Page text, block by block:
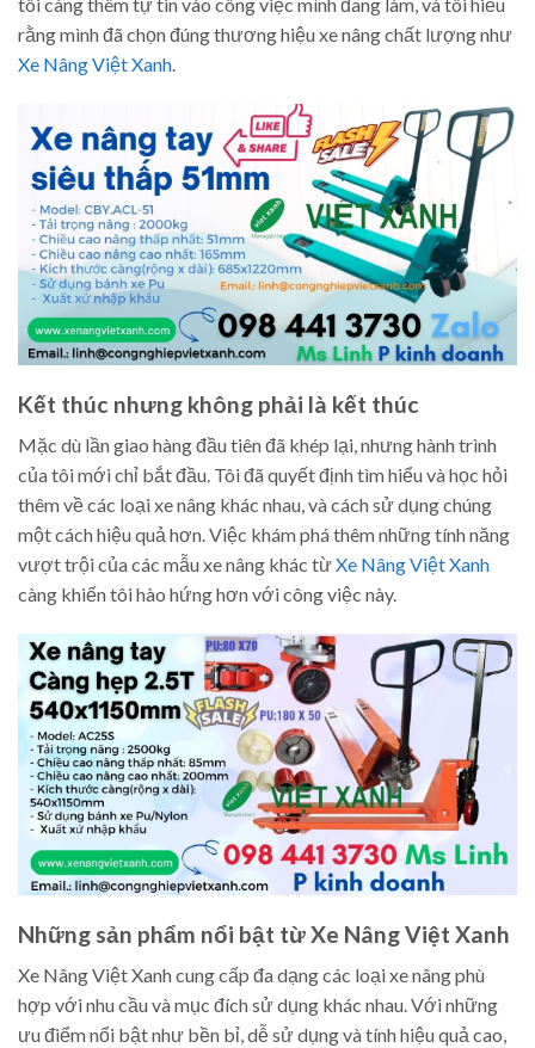
rằng mình đã chọn đúng thương hiệu xe nâng chất lượng như
Xe Nâng Việt Xanh.
Kết thúc nhưng không phải là kết thúc
Mặc dù lần giao hàng đầu tiên đã khép lại, nhưng hành trình
của tôi mới chỉ bắt đầu. Tôi đã quyết định tìm hiểu và học hỏi
thêm về các loại xe nâng khác nhau, và cách sử dụng chúng
một cách hiệu quả hơn. Việc khám phá thêm những tính năng
vượt trội của các mẫu xe nâng khác từXe Nâng Việt Xanh
càng khiến tôi hào hứng hơn với công việc này.
Những sản phẩm nổi bật từ Xe Nâng Việt Xanh
Xe Nâng Việt Xanh cung cấp đa dạng các loại xe nâng phù
hợp với nhu cầu và mục đích sử dụng khác nhau. Với những
ưu điểm nổi bật như bền bỉ, dễ sử dụng và tính hiệu quả cao,